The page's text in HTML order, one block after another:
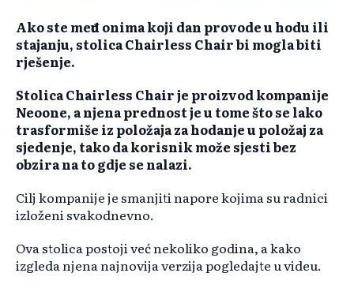
Ako ste među onima koji dan provode u hodu ili
stajanju, stolica Chairless Chair bi mogla biti
rješenje.
Stolica Chairless Chair je proizvod kompanije
Neoone, a njena prednost je u tome što se lako
trasformiše iz položaja za hodanje u položaj za
sjedenje, tako da korisnik može sjesti bez
obzira na to gdje se nalazi.
Cilj kompanije je smanjiti napore kojima su radnici
izloženi svakodnevno.
Ova stolica postoji već nekoliko godina, a kako
izgleda njena najnovija verzija pogledajte u videu.